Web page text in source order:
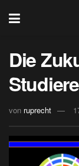
Die
von ruprecht